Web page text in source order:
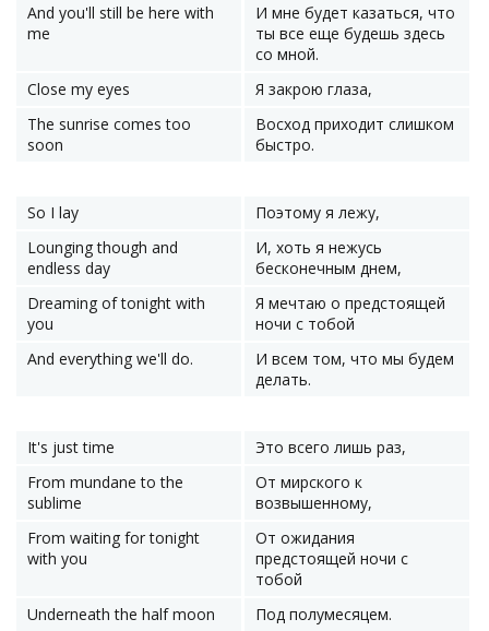
And you'll still be here with
me
И мне будет казаться, что
ты все еще будешь здесь
со мной.
Close my eyes
Я закрою глаза,
The sunrise comes too
soon
Восход приходит слишком
быстро.
So I lay
Поэтому я лежу,
Lounging though and
endless day
И, хоть я нежусь
бесконечным днем,
Dreaming of tonight with
you
Я мечтаю о предстоящей
ночи с тобой
And everything we'll do.
И всем том, что мы будем
делать.
It's just time
Это всего лишь раз,
From mundane to the
sublime
От мирского к
возвышенному,
From waiting for tonight
with you
От ожидания
предстоящей ночи с
тобой
Underneath the half moon
Под полумесяцем.